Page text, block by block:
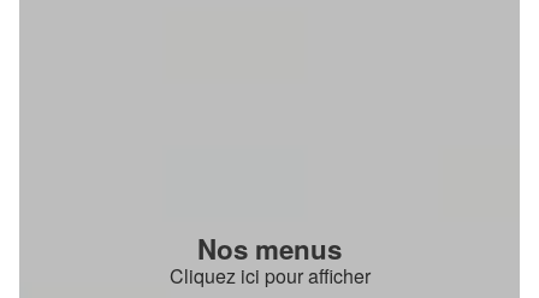
Nos menus
Cliquez ici pour afficher